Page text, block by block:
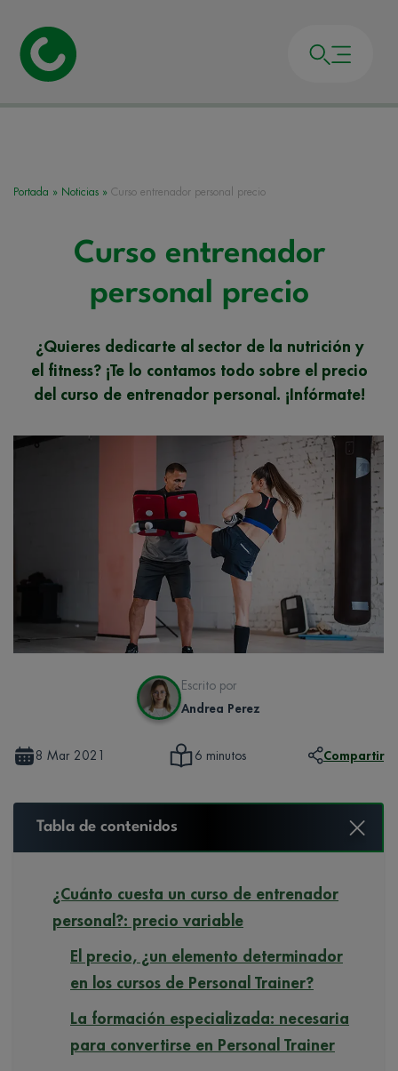
Portada » Noticias » Curso entrenador personal precio
Curso entrenador
personal precio
¿Quieres dedicarte al sector de la nutrición y
el fitness? ¡Te lo contamos todo sobre el precio
del curso de entrenador personal. ¡Infórmate!
Escrito por
Andrea Perez
8 Mar 2021 6 minutos Compartir
Tabla de contenidos
¿Cuánto cuesta un curso de entrenador
personal?: precio variable
El precio, ¿un elemento determinador
en los cursos de Personal Trainer?
La formación especializada: necesaria
para convertirse en Personal Trainer